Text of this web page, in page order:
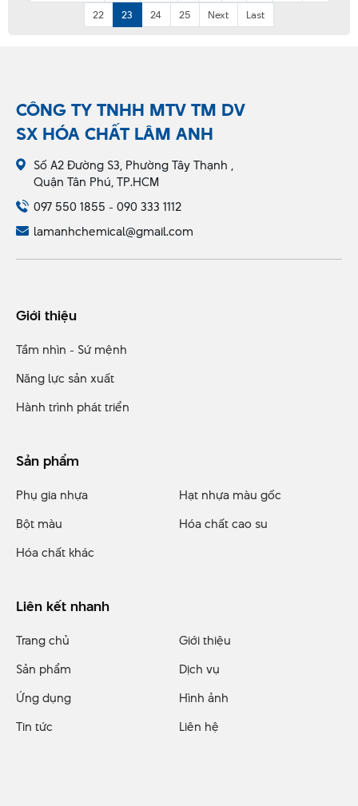
22
23 24 25 Next Last
CÔNG TY TNHH MTV TM DV
SX HÓA CHẤT LÂM ANH
Số A2 Đường S3, Phường Tây Thạnh ,
Quận Tân Phú, TP.HCM
097 550 1855 - 090 333 1112
lamanhchemical@gmail.com
Giới thiệu
Tầm nhìn - Sứ mệnh
Năng lực sản xuất
Hành trình phát triển
Sản phẩm
Phụ gia nhựa
Hạt nhựa màu gốc
Bột màu
Hóa chất cao su
Hóa chất khác
Liên kết nhanh
Trang chủ
Giới thiệu
Sản phẩm
Dịch vụ
Ứng dụng
Hình ảnh
Tin tức
Liên hệ